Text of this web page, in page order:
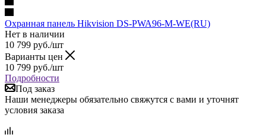
Охранная панель Hikvision DS-PWA96-M-WE(RU)
Нет в наличии
10 799 руб./шт
Варианты цен
10 799 руб./шт
Подробности
Под заказ
Наши менеджеры обязательно свяжутся с вами и уточнят
условия заказа